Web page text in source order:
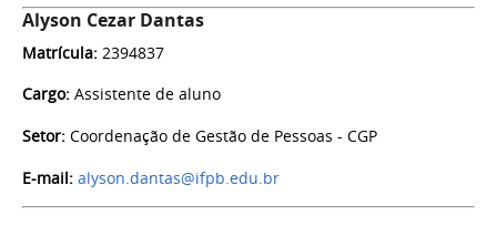
Alyson Cezar Dantas
Matrícula: 2394837
Cargo: Assistente de aluno
Setor: Coordenação de Gestão de Pessoas - CGP
E-mail: alyson.dantas@ifpb.edu.br